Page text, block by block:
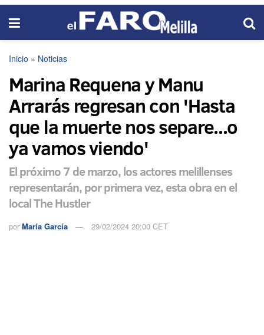
Inicio » Noticias
Marina Requena y Manu
Arrarás regresan con 'Hasta
que la muerte nos separe...o
ya vamos viendo'
El próximo 7 de marzo, los actores melillenses
representarán, por primera vez, esta obra en el
local The Hustler
por María García 29/02/2024 20:00 CET